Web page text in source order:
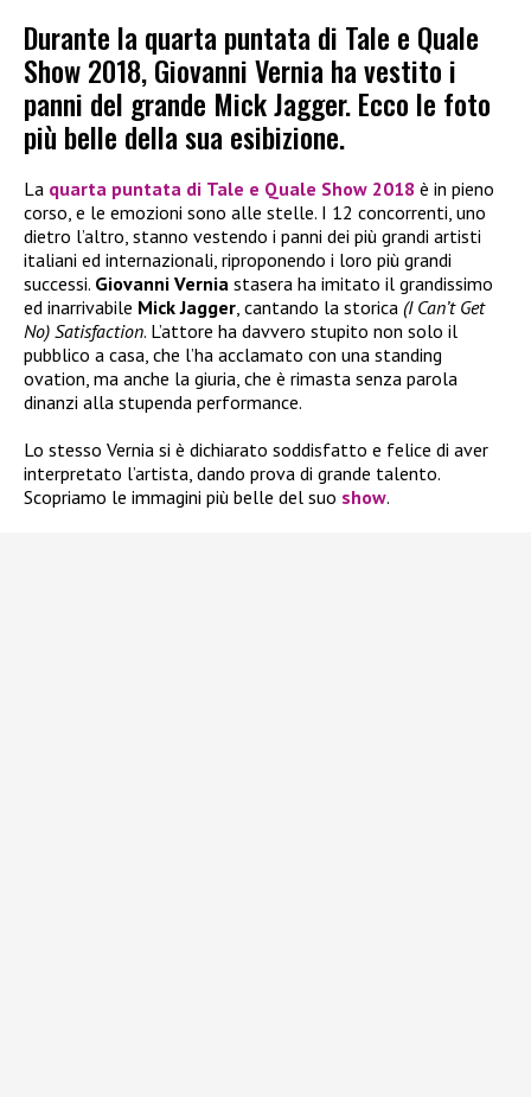
Durante la quarta puntata di Tale e Quale
Show 2018, Giovanni Vernia ha vestito i
panni del grande Mick Jagger. Ecco le foto
più belle della sua esibizione.
La quarta puntata di Tale e Quale Show 2018 è in pieno
corso, e le emozioni sono alle stelle. I 12 concorrenti, uno
dietro l’altro, stanno vestendo i panni dei più grandi artisti
italiani ed internazionali, riproponendo i loro più grandi
successi. Giovanni Vernia stasera ha imitato il grandissimo
ed inarrivabile Mick Jagger, cantando la storica (I Can’t Get
No) Satisfaction. L’attore ha davvero stupito non solo il
pubblico a casa, che l’ha acclamato con una standing
ovation, ma anche la giuria, che è rimasta senza parola
dinanzi alla stupenda performance.
Lo stesso Vernia si è dichiarato soddisfatto e felice di aver
interpretato l’artista, dando prova di grande talento.
Scopriamo le immagini più belle del suo show.